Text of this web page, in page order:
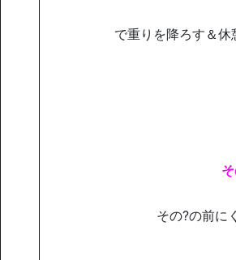
で重りを降ろす＆休
その?の前に